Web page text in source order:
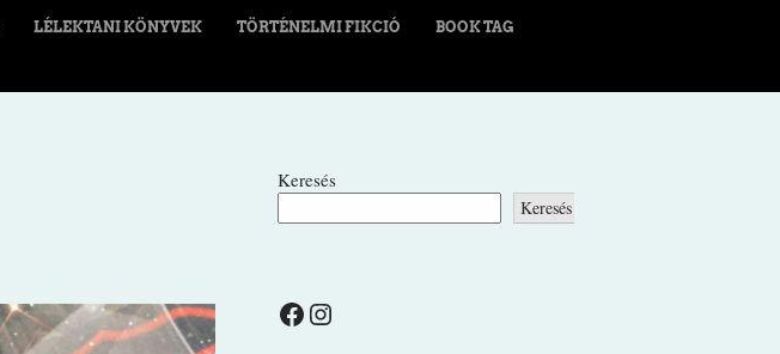
LÉLEKTANI KÖNYVEK TÖRTÉNELMI FIKCIÓ BOOK TAG
Keresés
Keresés
Facebook Instagram